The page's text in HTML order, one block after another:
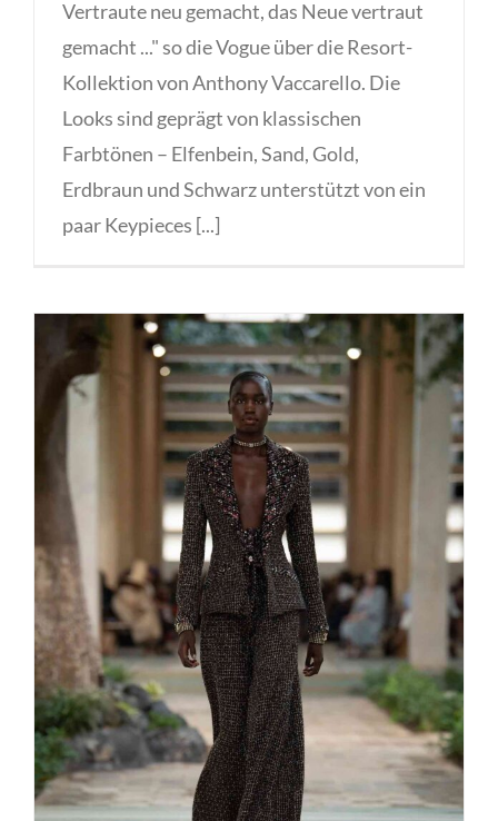
Vertraute neu gemacht, das Neue vertraut
gemacht ..." so die Vogue über die Resort-
Kollektion von Anthony Vaccarello. Die
Looks sind geprägt von klassischen
Farbtönen – Elfenbein, Sand, Gold,
Erdbraun und Schwarz unterstützt von ein
paar Keypieces [...]
2022/23 Métiers d’art CHANEL
– DAKAR